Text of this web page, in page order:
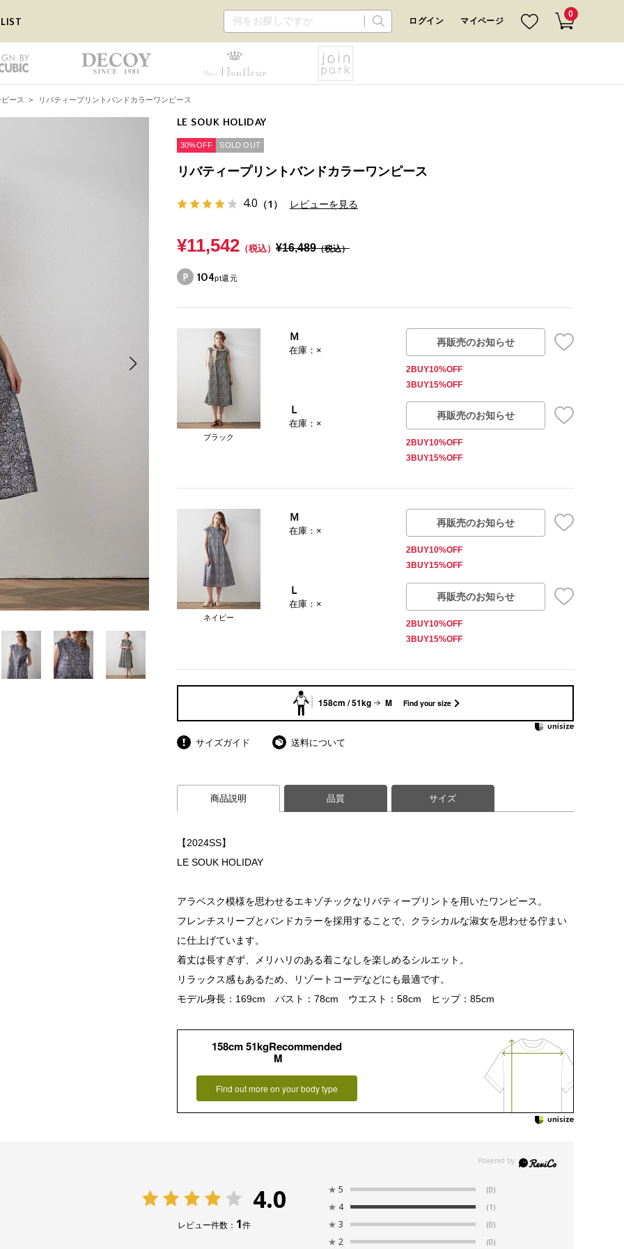
ログイン マイページ
0
ース > リバティープリントバンドカラーワンピース
LE SOUK HOLIDAY
30%OFF SOLD OUT
リバティープリントバンドカラーワンピース
4.0 （1） レビューを見る
¥11,542 （税込） ¥16,489（税込）
104pt還元
ブラック
Ｍ
在庫：×
再販売のお知らせ
2BUY10%OFF
3BUY15%OFF
Ｌ
在庫：×
再販売のお知らせ
2BUY10%OFF
3BUY15%OFF
ネイビー
Ｍ
在庫：×
再販売のお知らせ
2BUY10%OFF
3BUY15%OFF
Ｌ
在庫：×
再販売のお知らせ
2BUY10%OFF
3BUY15%OFF
158cm / 51kg M Find your size
サイズガイド 送料について
商品説明 品質 サイズ
【2024SS】
LE SOUK HOLIDAY
アラベスク模様を思わせるエキゾチックなリバティープリントを用いたワンピース。
フレンチスリーブとバンドカラーを採用することで、クラシカルな淑女を思わせる佇まい
に仕上げています。
着丈は長すぎず、メリハリのある着こなしを楽しめるシルエット。
リラックス感もあるため、リゾートコーデなどにも最適です。
モデル身長：169cm バスト：78cm ウエスト：58cm ヒップ：85cm
158cm 51kgRecommended
M
Find out more on your body type
4.0
レビュー件数： 1件
★ 5 (0)
★ 4 (1)
★ 3 (0)
★ 2 (0)